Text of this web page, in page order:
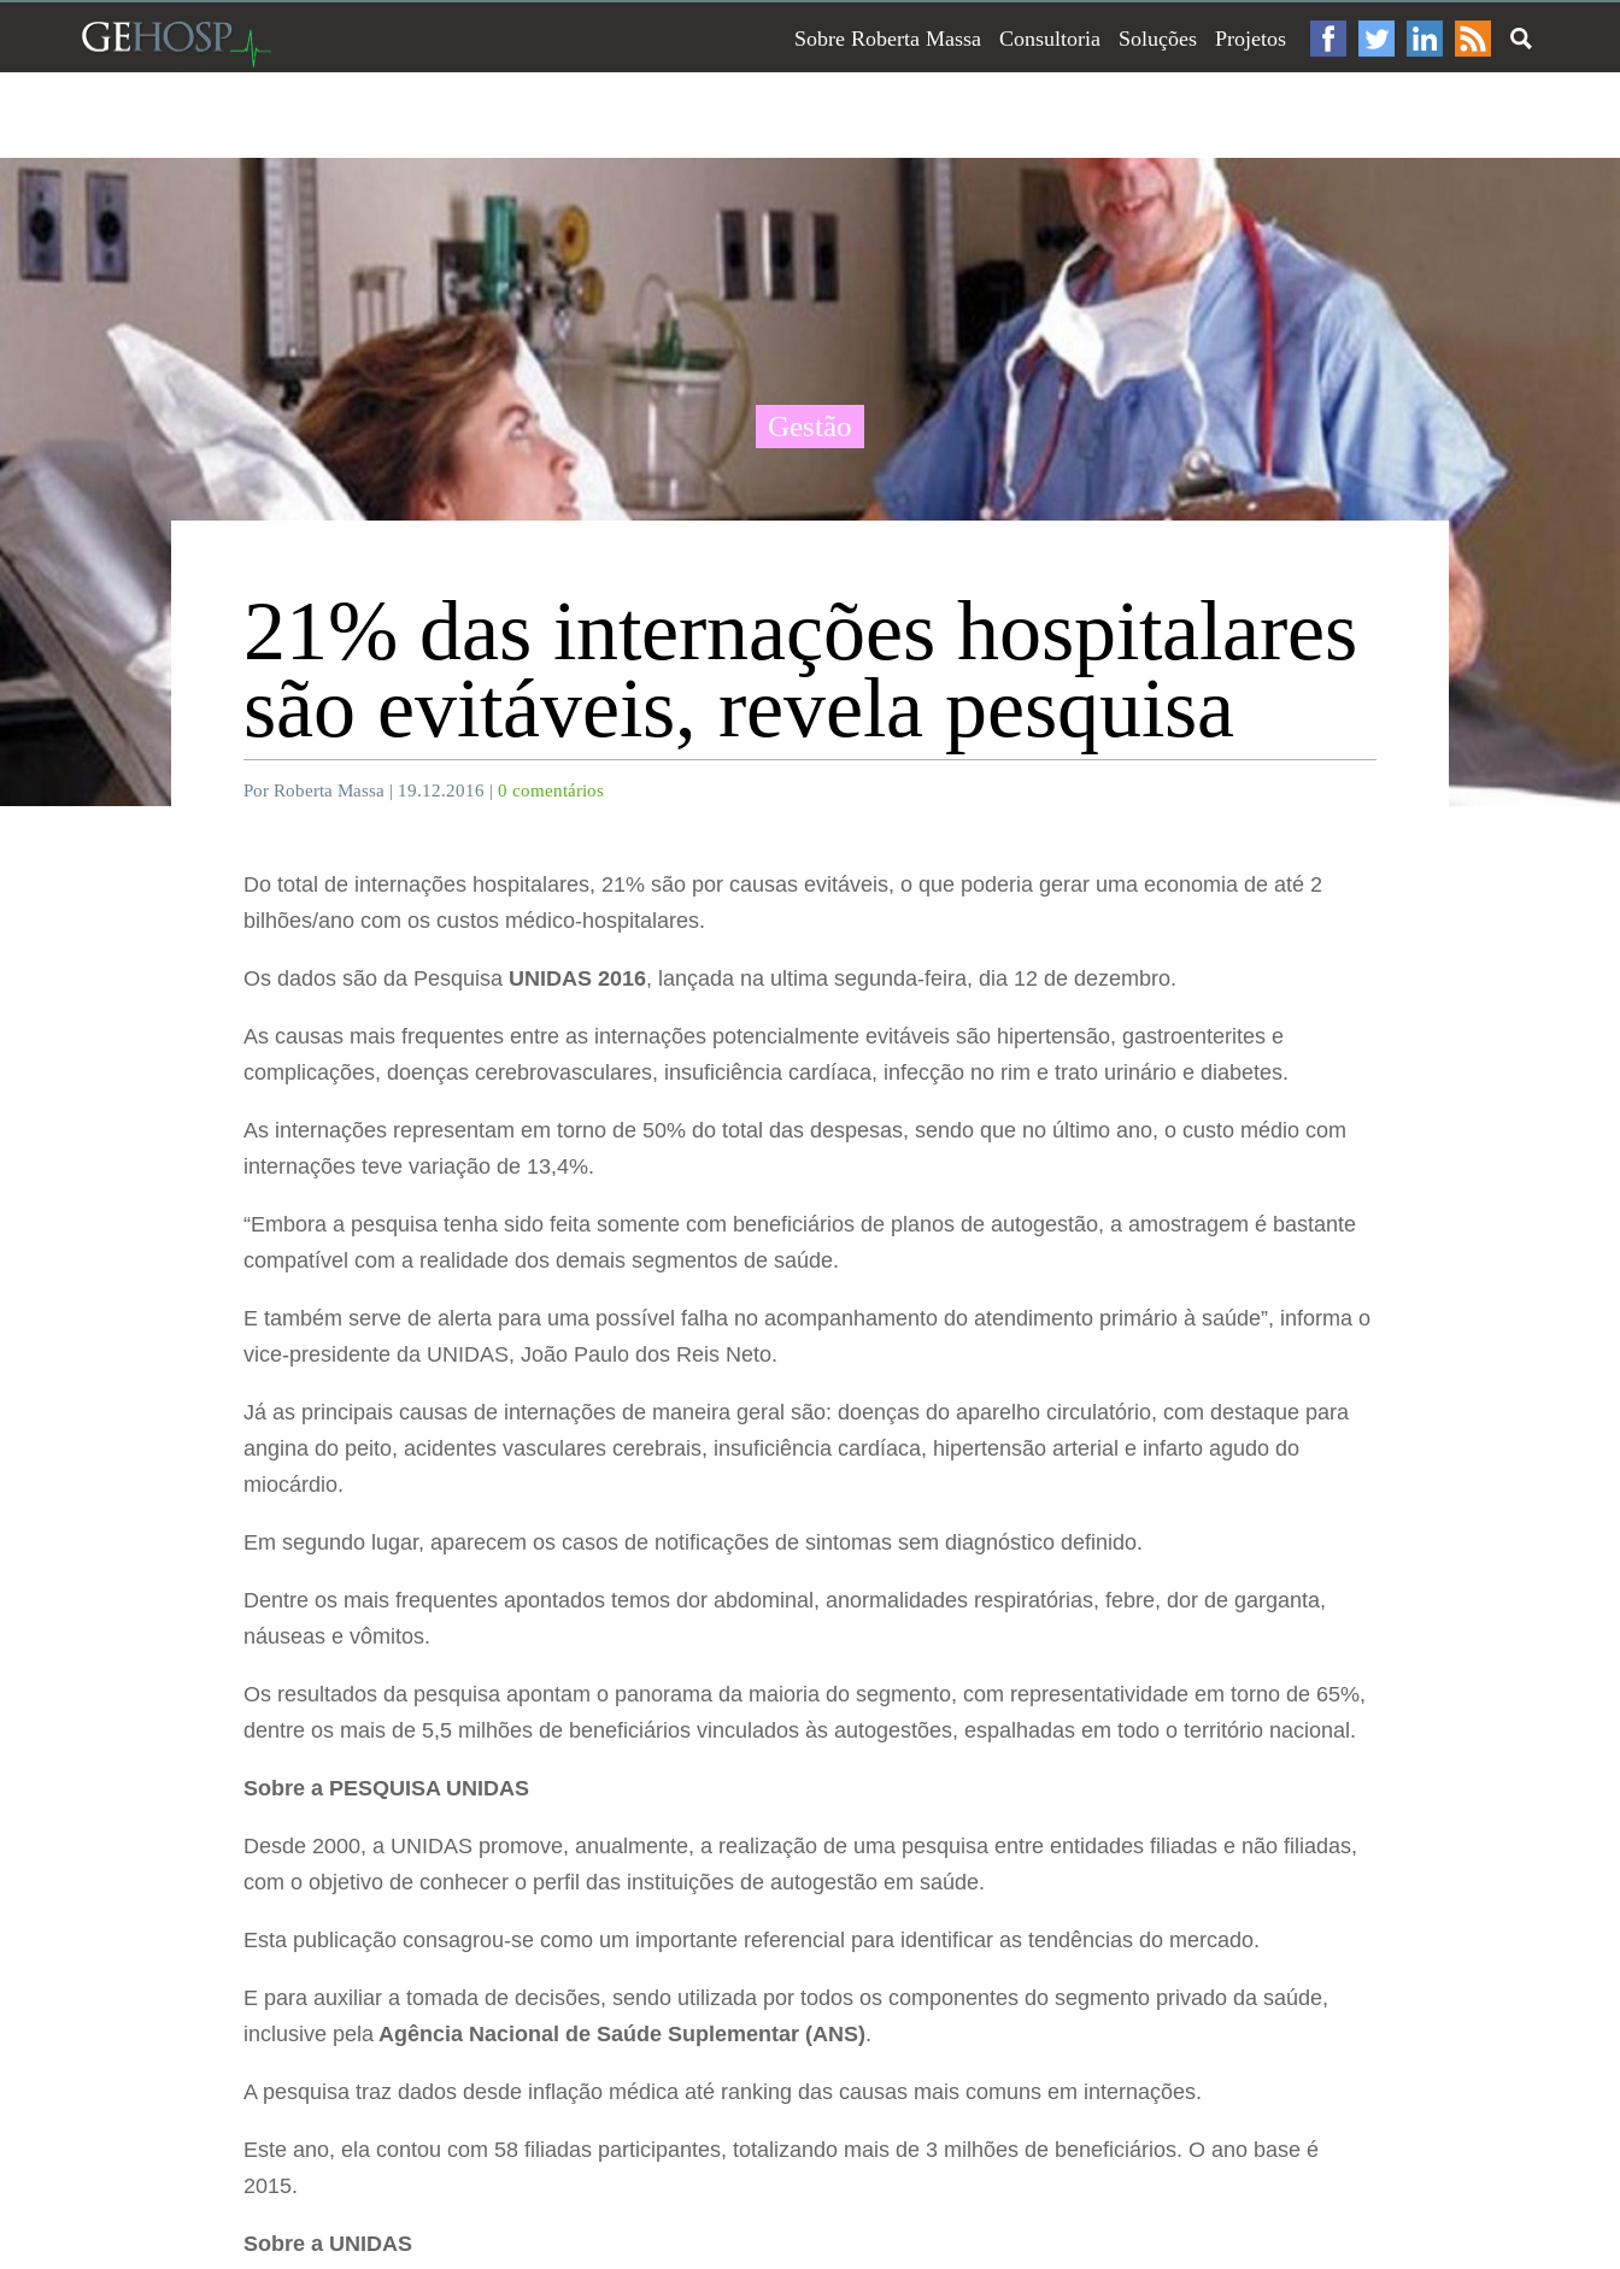
Sobre Roberta Massa Consultoria Soluções Projetos
Gestão
21% das internações hospitalares
são evitáveis, revela pesquisa
Por Roberta Massa | 19.12.2016 | 0 comentários
Do total de internações hospitalares, 21% são por causas evitáveis, o que poderia gerar uma economia de até 2
bilhões/ano com os custos médico-hospitalares.
Os dados são da Pesquisa UNIDAS 2016, lançada na ultima segunda-feira, dia 12 de dezembro.
As causas mais frequentes entre as internações potencialmente evitáveis são hipertensão, gastroenterites e
complicações, doenças cerebrovasculares, insuficiência cardíaca, infecção no rim e trato urinário e diabetes.
As internações representam em torno de 50% do total das despesas, sendo que no último ano, o custo médio com
internações teve variação de 13,4%.
“Embora a pesquisa tenha sido feita somente com beneficiários de planos de autogestão, a amostragem é bastante
compatível com a realidade dos demais segmentos de saúde.
E também serve de alerta para uma possível falha no acompanhamento do atendimento primário à saúde”, informa o
vice-presidente da UNIDAS, João Paulo dos Reis Neto.
Já as principais causas de internações de maneira geral são: doenças do aparelho circulatório, com destaque para
angina do peito, acidentes vasculares cerebrais, insuficiência cardíaca, hipertensão arterial e infarto agudo do
miocárdio.
Em segundo lugar, aparecem os casos de notificações de sintomas sem diagnóstico definido.
Dentre os mais frequentes apontados temos dor abdominal, anormalidades respiratórias, febre, dor de garganta,
náuseas e vômitos.
Os resultados da pesquisa apontam o panorama da maioria do segmento, com representatividade em torno de 65%,
dentre os mais de 5,5 milhões de beneficiários vinculados às autogestões, espalhadas em todo o território nacional.
Sobre a PESQUISA UNIDAS
Desde 2000, a UNIDAS promove, anualmente, a realização de uma pesquisa entre entidades filiadas e não filiadas,
com o objetivo de conhecer o perfil das instituições de autogestão em saúde.
Esta publicação consagrou-se como um importante referencial para identificar as tendências do mercado.
E para auxiliar a tomada de decisões, sendo utilizada por todos os componentes do segmento privado da saúde,
inclusive pela Agência Nacional de Saúde Suplementar (ANS).
A pesquisa traz dados desde inflação médica até ranking das causas mais comuns em internações.
Este ano, ela contou com 58 filiadas participantes, totalizando mais de 3 milhões de beneficiários. O ano base é
2015.
Sobre a UNIDAS